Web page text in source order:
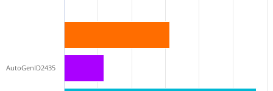
AutoGenID2435